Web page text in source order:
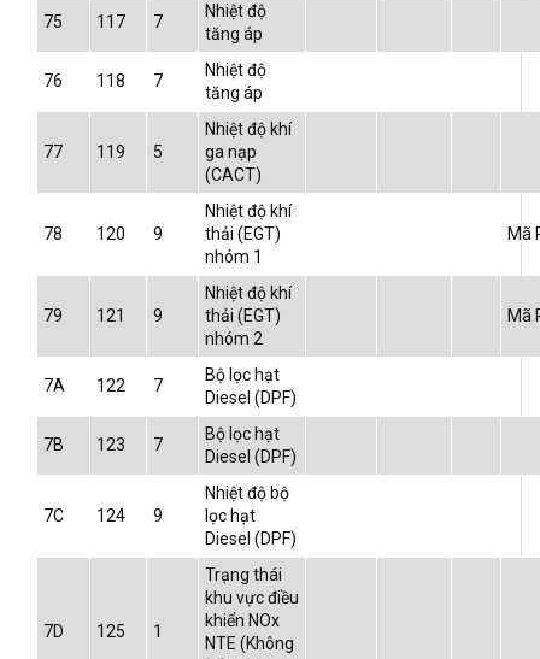
75 117 7
Nhiệt độ
tăng áp
76 118 7
Nhiệt độ
tăng áp
77 119 5
Nhiệt độ khí
ga nạp
(CACT)
78 120 9
Nhiệt độ khí
thải (EGT)
nhóm 1
Mã
79 121 9
Nhiệt độ khí
thải (EGT)
nhóm 2
Mã
7A 122 7
Bộ lọc hạt
Diesel (DPF)
7B 123 7
Bộ lọc hạt
Diesel (DPF)
7C 124 9
Nhiệt độ bộ
lọc hạt
Diesel (DPF)
7D 125 1
Trạng thái
khu vực điều
khiển NOx
NTE (Không